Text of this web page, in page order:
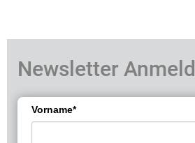
Newsletter
Vorname*